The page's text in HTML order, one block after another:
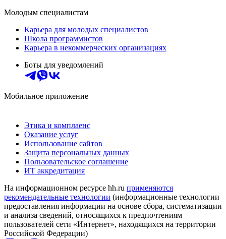
Молодым специалистам
Карьера для молодых специалистов
Школа программистов
Карьера в некоммерческих организациях
Боты для уведомлений
Мобильное приложение
Этика и комплаенс
Оказание услуг
Использование сайтов
Защита персональных данных
Пользовательское соглашение
ИТ аккредитация
На информационном ресурсе hh.ru применяются
рекомендательные технологии (информационные технологии
предоставления информации на основе сбора, систематизации
и анализа сведений, относящихся к предпочтениям
пользователей сети «Интернет», находящихся на территории
Российской Федерации)